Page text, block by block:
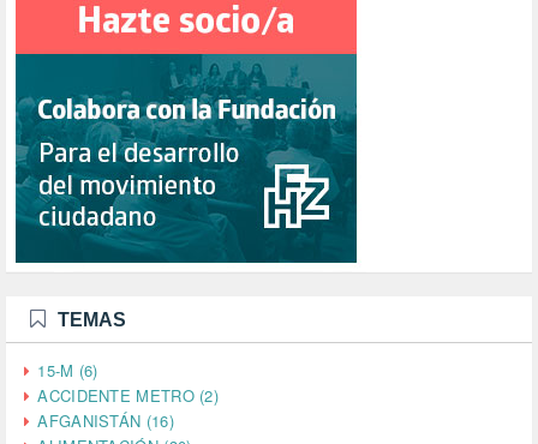
TEMAS
15-M (6)
ACCIDENTE METRO (2)
AFGANISTÁN (16)